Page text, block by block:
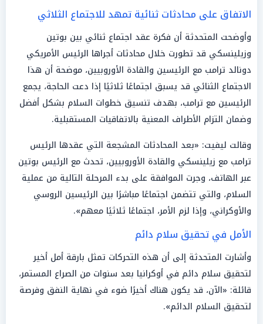
الاتفاق على محادثات ثنائية تمهد للاجتماع الثلاثي
وأوضحت المتحدثة أن فكرة عقد اجتماع ثنائي بين بوتين
وزيلينسكي قد تطورت خلال محادثات أجراها الرئيس الأمريكي
دونالد ترامب مع الرئيسين والقادة الأوروبيين، موضحة أن هذا
الاجتماع الثنائي قد يسبق اجتماعًا ثلاثيًا إذا دعت الحاجة، يجمع
الرئيسين مع ترامب، بهدف تنسيق خطوات السلام بشكل أفضل
وضمان التزام الأطراف المعنية بالاتفاقيات المستقبلية.
وقالت ليفيت: «بعد المحادثات المشجعة التي عقدها الرئيس
ترامب مع زيلينسكي والقادة الأوروبيين، تحدث مع الرئيس بوتين
عبر الهاتف، وجرت الموافقة على بدء المرحلة التالية من عملية
السلام، والتي تتضمن اجتماعًا مباشرًا بين الرئيسين الروسي
والأوكراني، وإذا لزم الأمر، اجتماعًا ثلاثيًا معهم».
الأمل في تحقيق سلام دائم
وأشارت المتحدثة إلى أن هذه التحركات تمثل بارقة أمل أخير
لتحقيق سلام دائم في أوكرانيا بعد سنوات من الصراع المستمر،
قائلة: «الآن، قد يكون هناك أخيرًا ضوء في نهاية النفق وفرصة
لتحقيق السلام الدائم».